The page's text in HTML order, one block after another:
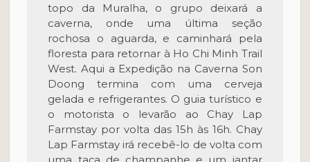
topo da Muralha, o grupo deixará a
caverna, onde uma última seção
rochosa o aguarda, e caminhará pela
floresta para retornar à Ho Chi Minh Trail
West. Aqui a Expedição na Caverna Son
Doong termina com uma cerveja
gelada e refrigerantes. O guia turístico e
o motorista o levarão ao Chay Lap
Farmstay por volta das 15h às 16h. Chay
Lap Farmstay irá recebê-lo de volta com